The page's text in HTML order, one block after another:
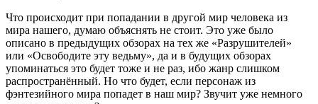
Что происходит при попадании в другой мир человека из
мира нашего, думаю объяснять не стоит. Это уже было
описано в предыдущих обзорах на тех же «Разрушителей»
или «Освободите эту ведьму», да и в будущих обзорах
упоминаться это будет тоже и не раз, ибо жанр слишком
распространённый. Но что будет, если персонаж из
фэнтезийного мира попадет в наш мир? Звучит уже немного